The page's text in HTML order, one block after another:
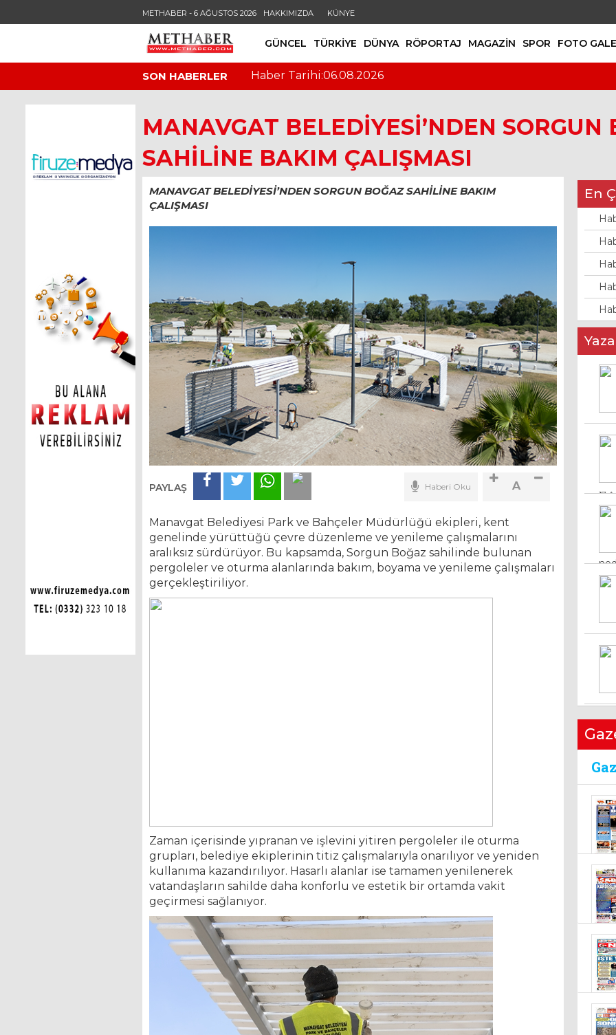
METHABER - 6 AĞUSTOS 2026 HAKKIMIZDA KÜNYE
GÜNCEL TÜRKİYE DÜNYA RÖPORTAJ MAGAZİN SPOR FOTO
SON HABERLER Haber Tarihi:06.08.2026
MANAVGAT BELEDİYESİ’NDEN SORGUN
SAHİLİNE BAKIM ÇALIŞMASI
MANAVGAT BELEDİYESİ’NDEN SORGUN BOĞAZ SAHİLİNE BAKIM
ÇALIŞMASI
PAYLAŞ A
Haberi Oku
Manavgat Belediyesi Park ve Bahçeler Müdürlüğü ekipleri, kent
genelinde yürüttüğü çevre düzenleme ve yenileme çalışmalarını
aralıksız sürdürüyor. Bu kapsamda, Sorgun Boğaz sahilinde bulunan
pergoleler ve oturma alanlarında bakım, boyama ve yenileme çalışmaları
gerçekleştiriliyor.
Zaman içerisinde yıpranan ve işlevini yitiren pergoleler ile oturma
grupları, belediye ekiplerinin titiz çalışmalarıyla onarılıyor ve yeniden
kullanıma kazandırılıyor. Hasarlı alanlar ise tamamen yenilenerek
vatandaşların sahilde daha konforlu ve estetik bir ortamda vakit
geçirmesi sağlanıyor.
En
17
8
16
BU
21
10